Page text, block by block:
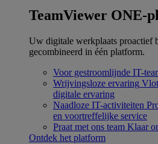
TeamViewer ONE-
Uw digitale werkplaats proactief
gecombineerd in één platform.
Voor gestroomlijnde IT-
Wrijvingsloze ervaring
digitale ervaring
Naadloze IT-activiteiten
en voortreffelijke service
Praat met ons team Klaar
Ontdek het platform